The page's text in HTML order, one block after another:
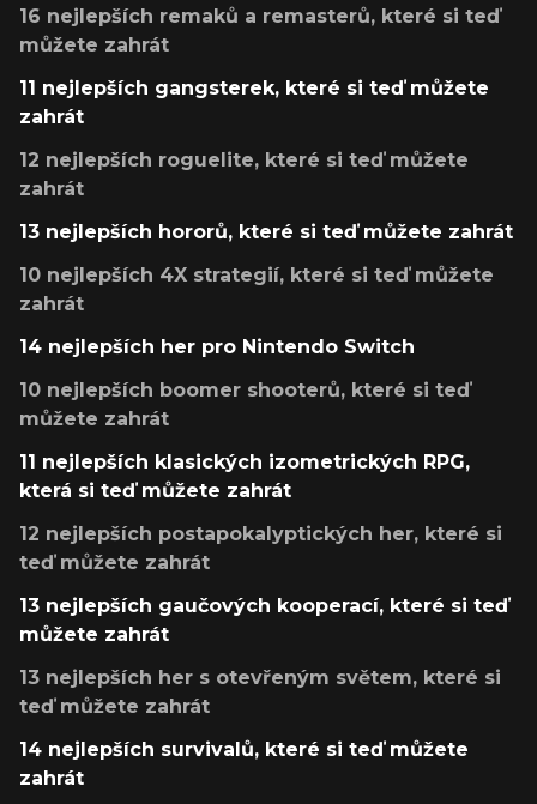
16 nejlepších remaků a remasterů, které si teď
můžete zahrát
11 nejlepších gangsterek, které si teď můžete
zahrát
12 nejlepších roguelite, které si teď můžete
zahrát
13 nejlepších hororů, které si teď můžete zahrát
10 nejlepších 4X strategií, které si teď můžete
zahrát
14 nejlepších her pro Nintendo Switch
10 nejlepších boomer shooterů, které si teď
můžete zahrát
11 nejlepších klasických izometrických RPG,
která si teď můžete zahrát
12 nejlepších postapokalyptických her, které si
teď můžete zahrát
13 nejlepších gaučových kooperací, které si teď
můžete zahrát
13 nejlepších her s otevřeným světem, které si
teď můžete zahrát
14 nejlepších survivalů, které si teď můžete
zahrát